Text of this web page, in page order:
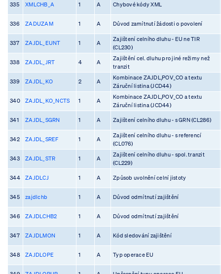
335 XMLCHB_A 1 A Chybové kódy XML
336 ZADUZAM 1 A Důvod zamítnutí žádosti o povolení
337 ZAJDL_EUNT 1 A
Zajištení celního dluhu - EU ne TIR
(CL230)
338 ZAJDL_JRT 4 A
Zajištění cel. dluhu pro jiné režimy než
tranzit
339 ZAJDL_KO 2 A
Kombinace ZAJDL,POV_CO a textu
Záruční listina (JCD44)
340 ZAJDL_KO_NCTS 1 A
Kombinace ZAJDL,POV_CO a textu
Záruční listina (JCD44)
341 ZAJDL_SGRN 1 A Zajištení celního dluhu - s GRN (CL286)
342 ZAJDL_SREF 1 A
Zajištení celního dluhu - s referencí
(CL076)
343 ZAJDL_STR 1 A
Zajištení celního dluhu - spol. tranzit
(CL229)
344 ZAJDLCJ 1 A Způsob uvolnění celní jistoty
345 zajdlchb 1 A Důvod odmítnutí zajištění
346 ZAJDLCHB2 1 A Důvod odmítnutí zajištění
347 ZAJDLMON 1 A Kód sledování zajištění
348 ZAJDLOPE 1 A Typ operace EU